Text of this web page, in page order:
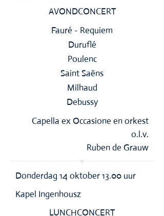
AVONDCONCERT
Fauré - Requiem
Duruflé
Poulenc
Saint Saëns
Milhaud
Debussy
Capella ex Occasione en orkest
o.l.v.
Ruben de Grauw
Donderdag 14 oktober 13.00 uur
Kapel Ingenhousz
LUNCHCONCERT